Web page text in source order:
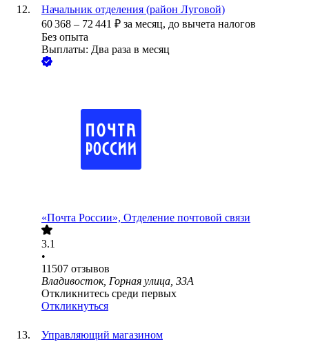
Начальник отделения (район Луговой)
60 368 – 72 441 ₽ за месяц, до вычета налогов
Без опыта
Выплаты: Два раза в месяц
«Почта России», Отделение почтовой связи
3.1
•
11507 отзывов
Владивосток, Горная улица, 33А
Откликнитесь среди первых
Откликнуться
Управляющий магазином